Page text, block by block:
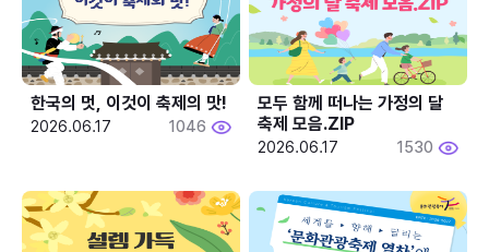
한국의 멋, 이것이 축제의 맛!
2026.06.17 1046
모두 함께 떠나는 가정의 달
축제 모음.ZIP
2026.06.17 1530